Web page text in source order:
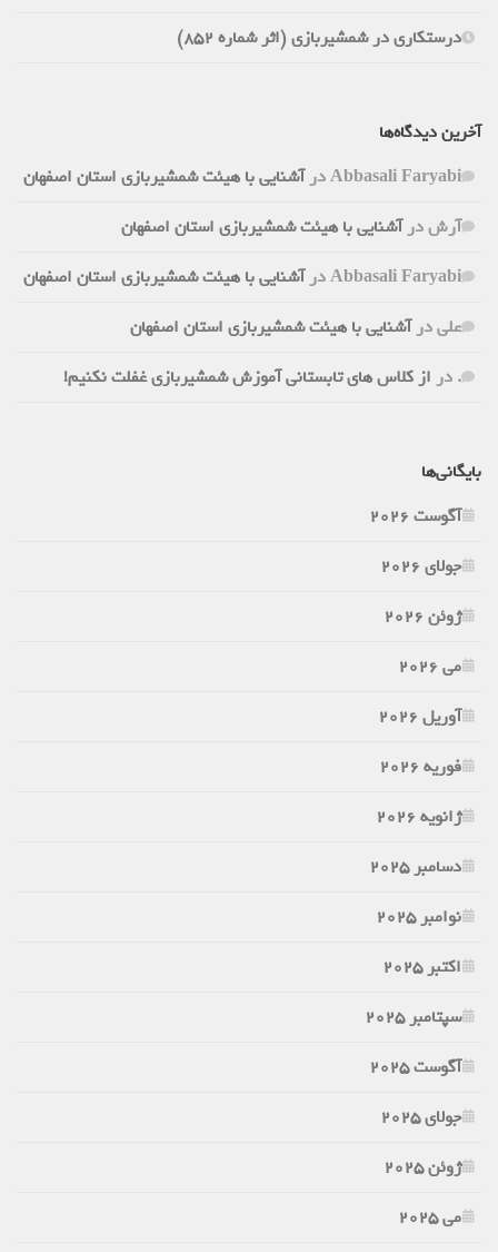
درستکاری در شمشیربازی (اثر شماره 852)
آخرین دیدگاه‌ها
Abbasali Faryabiدرآشنایی با هیئت شمشیربازی استان اصفهان
آرشدرآشنایی با هیئت شمشیربازی استان اصفهان
Abbasali Faryabiدرآشنایی با هیئت شمشیربازی استان اصفهان
علیدرآشنایی با هیئت شمشیربازی استان اصفهان
. در از کلاس های تابستانی آموزش شمشیربازی غفلت نکنیم!
بایگانی‌ها
آگوست 2026
جولای 2026
ژوئن 2026
می 2026
آوریل 2026
فوریه 2026
ژانویه 2026
دسامبر 2025
نوامبر 2025
اکتبر 2025
سپتامبر 2025
آگوست 2025
جولای 2025
ژوئن 2025
می 2025